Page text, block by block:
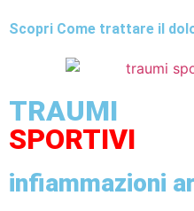
Scopri Come trattare il
TRAUMI
SPORTIVI
infiammazioni